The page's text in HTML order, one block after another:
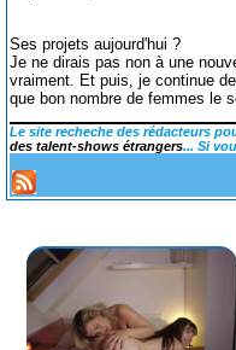
Ses projets aujourd'hui ?
Je ne dirais pas non à une
vraiment. Et puis, je continue
que bon nombre de femmes le
Le site recheche des rédacteurs
des talent-shows étrangers... Si